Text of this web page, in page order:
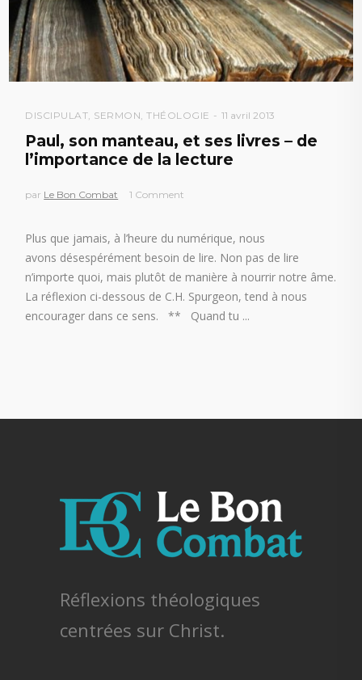
DISCIPULAT, SERMON,THÉOLOGIE 11 avril 2013
Paul, son manteau, et ses livres – de
l’importance de la lecture
par Le Bon Combat 1 Comment
Plus que jamais, à l’heure du numérique, nous
avons désespérément besoin de lire. Non pas de lire
n’importe quoi, mais plutôt de manière à nourrir notre âme.
La réflexion ci-dessous de C.H. Spurgeon, tend à nous
encourager dans ce sens. ** Quand tu
Réflexions théologiques
centrées sur Christ.